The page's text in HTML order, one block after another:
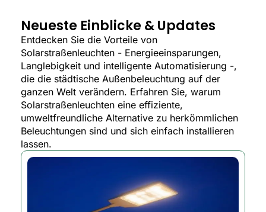
Neueste Einblicke & Updates
Entdecken Sie die Vorteile von
Solarstraßenleuchten - Energieeinsparungen,
Langlebigkeit und intelligente Automatisierung -,
die die städtische Außenbeleuchtung auf der
ganzen Welt verändern. Erfahren Sie, warum
Solarstraßenleuchten eine effiziente,
umweltfreundliche Alternative zu herkömmlichen
Beleuchtungen sind und sich einfach installieren
lassen.